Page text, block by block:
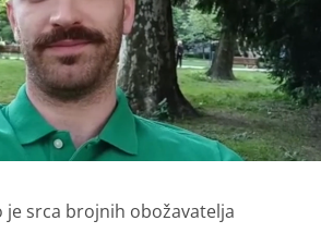
je srca brojnih obožavatelja